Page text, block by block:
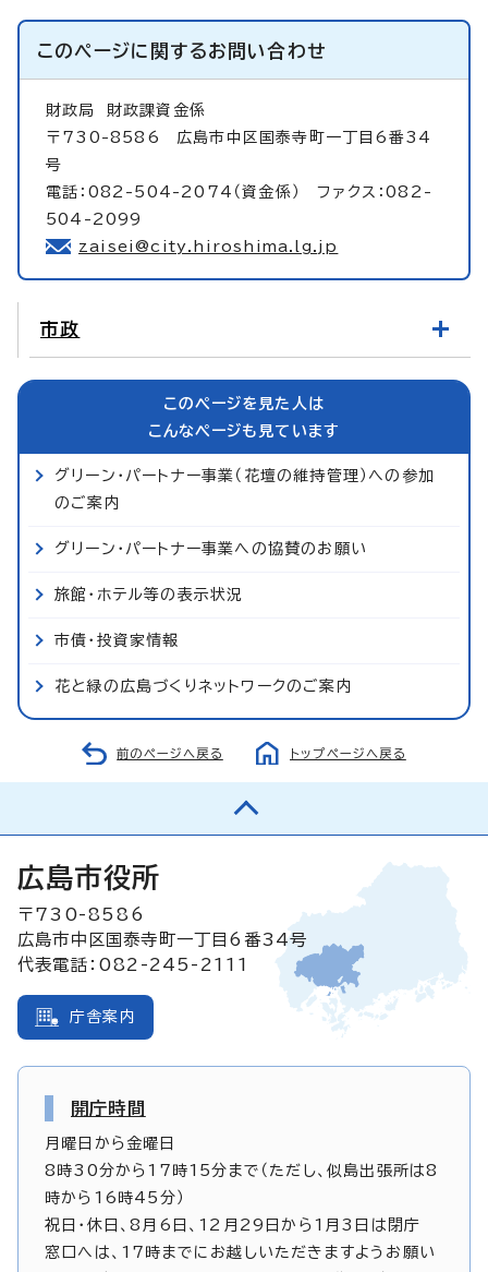
このページに関するお問い合わせ
財政局 財政課資金係
〒730-8586 広島市中区国泰寺町一丁目6番34
号
電話：082-504-2074（資金係） ファクス：082-
504-2099
zaisei@city.hiroshima.lg.jp
市政
このページを見た人は
こんなページも見ています
グリーン・パートナー事業（花壇の維持管理）への参加
のご案内
グリーン・パートナー事業への協賛のお願い
旅館・ホテル等の表示状況
市債・投資家情報
花と緑の広島づくりネットワークのご案内
前のページへ戻る トップページへ戻る
広島市役所
〒730-8586
広島市中区国泰寺町一丁目6番34号
代表電話：082-245-2111
庁舎案内
開庁時間
月曜日から金曜日
8時30分から17時15分まで（ただし、似島出張所は8
時から16時45分）
祝日・休日、8月6日、12月29日から1月3日は閉庁
窓口へは、17時までにお越しいただきますようお願い